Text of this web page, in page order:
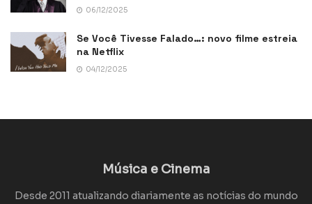
06/12/2025
Se Você Tivesse Falado…: novo filme estreia
na Netflix
04/12/2025
Música e Cinema
Desde 2011 atualizando diariamente as notícias do mundo